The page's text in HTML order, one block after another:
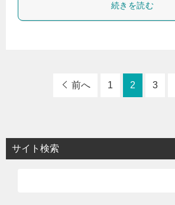
続きを読む
前へ 1 2 3
サイト検索